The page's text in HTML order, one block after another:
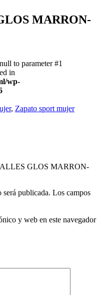
MARRON-
to parameter #1
in
wp-
, Zapato sport mujer
GLOS MARRON-
publicada. Los campos
y web en este navegador